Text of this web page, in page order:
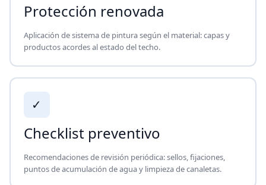
Protección renovada
Aplicación de sistema de pintura según el material: capas y
productos acordes al estado del techo.
✓
Checklist preventivo
Recomendaciones de revisión periódica: sellos, fijaciones,
puntos de acumulación de agua y limpieza de canaletas.